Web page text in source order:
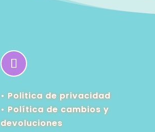
• Politica de privacidad
•Política de cambios y
devoluciones